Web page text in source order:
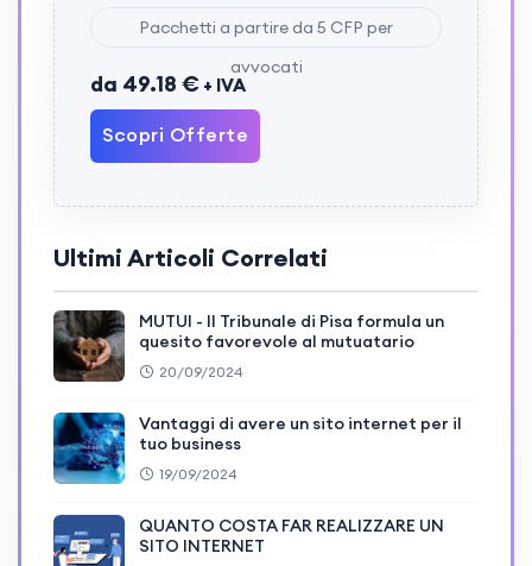
Pacchetti a partire da 5 CFP per
avvocati
da 49.18 € + IVA
Scopri Offerte
Ultimi Articoli Correlati
MUTUI - Il Tribunale di Pisa formula un
quesito favorevole al mutuatario
20/09/2024
Vantaggi di avere un sito internet per il
tuo business
19/09/2024
QUANTO COSTA FAR REALIZZARE UN
SITO INTERNET